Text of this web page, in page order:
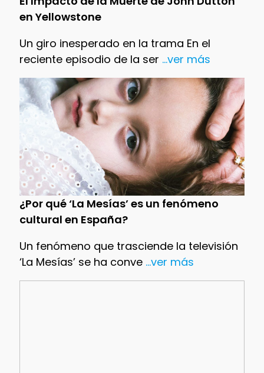
en Yellowstone
Un giro inesperado en la trama En el
reciente episodio de la ser ...ver más
¿Por qué ‘La Mesías’ es un fenómeno
cultural en España?
Un fenómeno que trasciende la televisión
‘La Mesías’ se ha conve...ver más